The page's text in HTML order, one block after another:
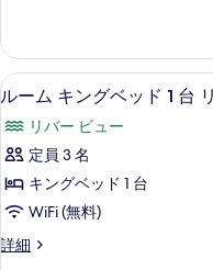
写
真
を
表
示
す
る
ー
ビ
ュ
ー
(LOFT)
の
す
べ
ー
ム
リ
ー
ビ
ー
(LOFT)
詳
ル
ム
キ
ン
ベ
8
ルーム キングベッド 1 台
リバー ビュー
定員 3 名
キングベッド 1 台
WiFi (無料)
詳細
ル